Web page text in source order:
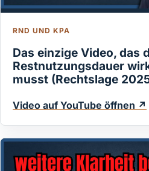
RND UND KPA
Das einzige Video, das
Restnutzungsdauer
musst (Rechtslage
Video auf YouTube öffnen ↗